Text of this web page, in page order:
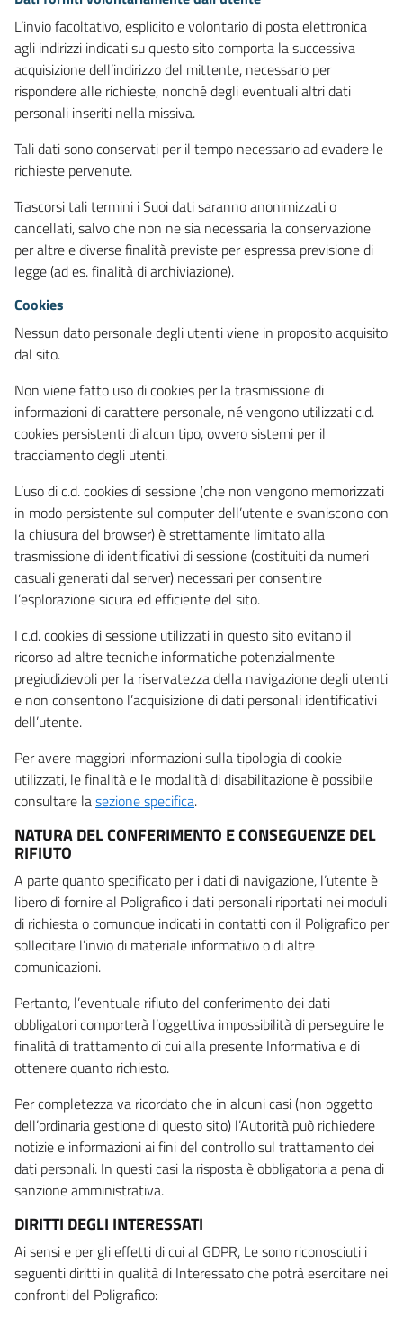
L’invio facoltativo, esplicito e volontario di posta elettronica
agli indirizzi indicati su questo sito comporta la successiva
acquisizione dell’indirizzo del mittente, necessario per
rispondere alle richieste, nonché degli eventuali altri dati
personali inseriti nella missiva.
Tali dati sono conservati per il tempo necessario ad evadere le
richieste pervenute.
Trascorsi tali termini i Suoi dati saranno anonimizzati o
cancellati, salvo che non ne sia necessaria la conservazione
per altre e diverse finalità previste per espressa previsione di
legge (ad es. finalità di archiviazione).
Cookies
Nessun dato personale degli utenti viene in proposito acquisito
dal sito.
Non viene fatto uso di cookies per la trasmissione di
informazioni di carattere personale, né vengono utilizzati c.d.
cookies persistenti di alcun tipo, ovvero sistemi per il
tracciamento degli utenti.
L’uso di c.d. cookies di sessione (che non vengono memorizzati
in modo persistente sul computer dell’utente e svaniscono con
la chiusura del browser) è strettamente limitato alla
trasmissione di identificativi di sessione (costituiti da numeri
casuali generati dal server) necessari per consentire
l’esplorazione sicura ed efficiente del sito.
I c.d. cookies di sessione utilizzati in questo sito evitano il
ricorso ad altre tecniche informatiche potenzialmente
pregiudizievoli per la riservatezza della navigazione degli utenti
e non consentono l’acquisizione di dati personali identificativi
dell’utente.
Per avere maggiori informazioni sulla tipologia di cookie
utilizzati, le finalità e le modalità di disabilitazione è possibile
consultare lasezione specifica.
NATURA DEL CONFERIMENTO E CONSEGUENZE DEL
RIFIUTO
A parte quanto specificato per i dati di navigazione, l’utente è
libero di fornire al Poligrafico i dati personali riportati nei moduli
di richiesta o comunque indicati in contatti con il Poligrafico per
sollecitare l’invio di materiale informativo o di altre
comunicazioni.
Pertanto, l’eventuale rifiuto del conferimento dei dati
obbligatori comporterà l’oggettiva impossibilità di perseguire le
finalità di trattamento di cui alla presente Informativa e di
ottenere quanto richiesto.
Per completezza va ricordato che in alcuni casi (non oggetto
dell’ordinaria gestione di questo sito) l’Autorità può richiedere
notizie e informazioni ai fini del controllo sul trattamento dei
dati personali. In questi casi la risposta è obbligatoria a pena di
sanzione amministrativa.
DIRITTI DEGLI INTERESSATI
Ai sensi e per gli effetti di cui al GDPR, Le sono riconosciuti i
seguenti diritti in qualità di Interessato che potrà esercitare nei
confronti del Poligrafico: